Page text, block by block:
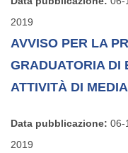
2019
AVVISO PER LA
GRADUATORIA DI
ATTIVITÀ DI
Data pubblicazione: 06-
2019